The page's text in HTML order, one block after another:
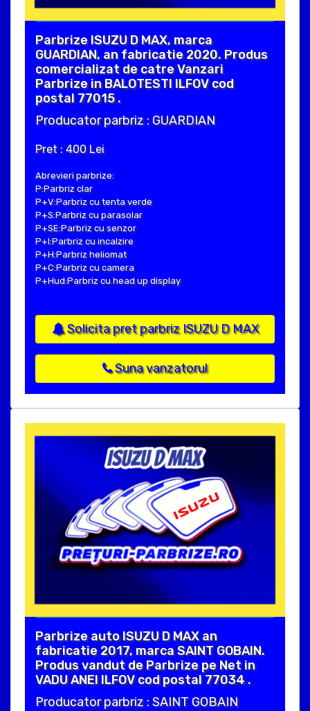
Parbrize ISUZU D MAX, marca
GUARDIAN, an fabricatie 2020. Produs
comercializat de catre Vanzari
Parbrize in BALOTESTI ILFOV cod
postal 77015 .
Producator parbriz : GUARDIAN
Pret : 400 Lei
Abrevieri parbrize:
P:Parbriz clar
P+V:Parbriz cu tenta verde
P+S:Parbriz cu parasolar
P+SE:Parbriz cu senzor
P+I:Parbriz cu incalzire
P+H:Parbriz heliomat
P+C:Parbriz cu camera
P+Hud:Parbriz cu head up display
Solicita pret parbriz ISUZU D MAX
Suna vanzatorul
Parbrize auto ISUZU D MAX an
fabricatie 2017, marca SAINT GOBAIN.
Produs vandut de Parbrize pe Net in
VADU ANEI ILFOV cod postal 77034 .
Producator parbriz : SAINT GOBAIN